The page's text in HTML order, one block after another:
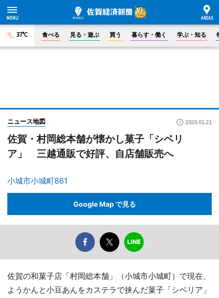
37°C 食べる 見る・遊ぶ 買う 暮らす・働く 学ぶ・知る
ニュース地図 2020.01.21
佐賀・村岡総本舗が懐かし菓子「シベリ
ア」 三越通販で好評、自店舗販売へ
小城市小城町861
Google Map で見る
佐賀の和菓子店「村岡総本舗」（小城市小城町）で現在、
ようかんと小豆あんをカステラで挟んだ菓子「シベリア」